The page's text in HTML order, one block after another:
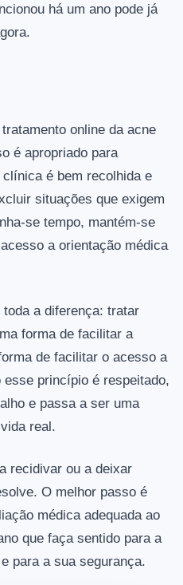
há um ano pode já
online da acne
é apropriado para
é bem recolhida e
situações que exigem
se tempo, mantém-se
a orientação médica
a diferença: tratar
forma de facilitar a
de facilitar o acesso a
princípio é respeitado,
e passa a ser uma
real.
recidivar ou a deixar
O melhor passo é
médica adequada ao
que faça sentido para a
para a sua segurança.